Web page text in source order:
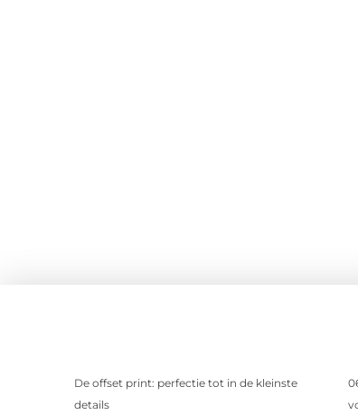
De offset print: perfectie tot in de kleinste
details